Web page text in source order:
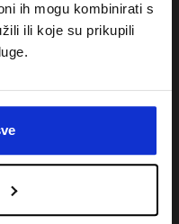
ih mogu kombinirati s
ili koje su prikupili